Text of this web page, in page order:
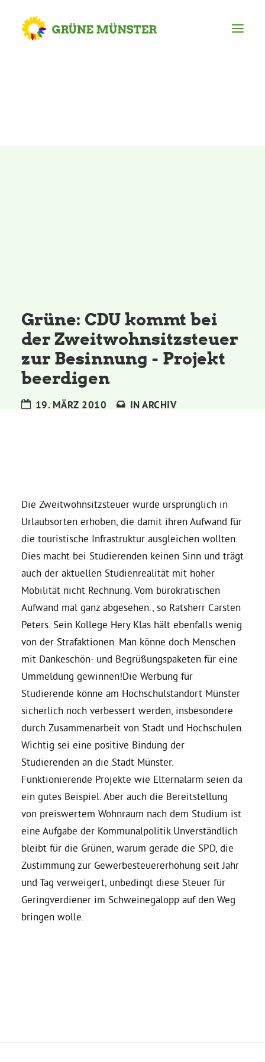
Grünes Zentrum
Personen
Sylvia Rietenberg, MdB
Robin Korte, MdL
Daniel Freund, MdEP
Grüne im Rathaus
Ratsfraktion
Ratsmitglieder 2025 – 2030
Ratsanträge
Bezirksvertretungen
Aktiv werden
Termine
Grüne: CDU kommt bei
der Zweitwohnsitzsteuer
zur Besinnung - Projekt
beerdigen
19. MÄRZ 2010 INARCHIV
Die Zweitwohnsitzsteuer wurde ursprünglich in
Urlaubsorten erhoben, die damit ihren Aufwand für
die touristische Infrastruktur ausgleichen wollten.
Dies macht bei Studierenden keinen Sinn und trägt
auch der aktuellen Studienrealität mit hoher
Mobilität nicht Rechnung. Vom bürokratischen
Aufwand mal ganz abgesehen., so Ratsherr Carsten
Peters. Sein Kollege Hery Klas hält ebenfalls wenig
von der Strafaktionen. Man könne doch Menschen
mit Dankeschön- und Begrüßungspaketen für eine
Ummeldung gewinnen!Die Werbung für
Studierende könne am Hochschulstandort Münster
sicherlich noch verbessert werden, insbesondere
durch Zusammenarbeit von Stadt und Hochschulen.
Wichtig sei eine positive Bindung der
Studierenden an die Stadt Münster.
Funktionierende Projekte wie Elternalarm seien da
ein gutes Beispiel. Aber auch die Bereitstellung
von preiswertem Wohnraum nach dem Studium ist
eine Aufgabe der Kommunalpolitik.Unverständlich
bleibt für die Grünen, warum gerade die SPD, die
Zustimmung zur Gewerbesteuererhöhung seit Jahr
und Tag verweigert, unbedingt diese Steuer für
Geringverdiener im Schweinegalopp auf den Weg
bringen wolle.